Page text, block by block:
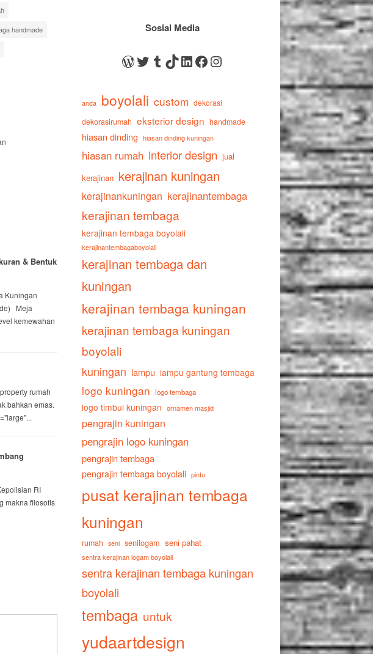
handmade
& Bentuk
Kuningan
Meja
kemewahan
rumah
bahkan emas.
RI
makna filosofis
Sosial Media
WordPress
Twitter
Tumblr
TikTok
LinkedIn
Facebook
Instagram
anda boyolali custom dekorasi
dekorasirumah eksterior design handmade
hiasan dinding hiasan dinding kuningan
hiasan rumah interior design jual
kerajinan kerajinan kuningan
kerajinankuningan kerajinantembaga
kerajinan tembaga
kerajinan tembaga boyolali
kerajinantembagaboyolali
kerajinan tembaga dan
kuningan
kerajinan tembaga kuningan
kerajinan tembaga kuningan
boyolali
kuningan lampu lampu gantung tembaga
logo kuningan logo tembaga
logo timbul kuningan ornamen masjid
pengrajin kuningan
pengrajin logo kuningan
pengrajin tembaga
pengrajin tembaga boyolali pintu
pusat kerajinan tembaga
kuningan
rumah seni senilogam seni pahat
sentra kerajinan logam boyolali
sentra kerajinan tembaga kuningan
boyolali
tembaga untuk
yudaartdesign